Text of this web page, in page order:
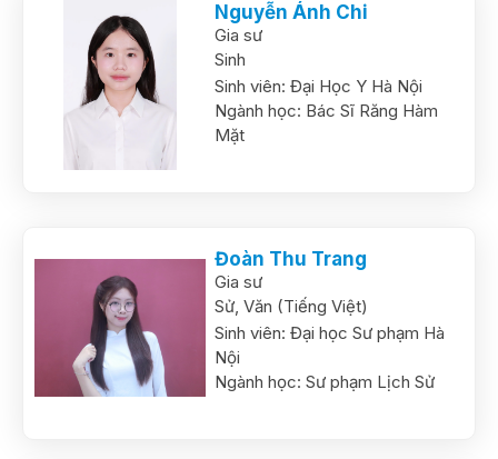
Nguyễn Ánh Chi
Gia sư
Sinh
Sinh viên: Đại Học Y Hà Nội
Ngành học: Bác Sĩ Răng Hàm
Mặt
Đoàn Thu Trang
Gia sư
Sử,Văn (Tiếng Việt)
Sinh viên: Đại học Sư phạm Hà
Nội
Ngành học: Sư phạm Lịch Sử